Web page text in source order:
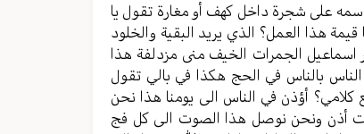
على شجرة داخل كهف أو مغارة تقول يا
هذا العمل؟ الذي يريد البقية والخلود
اسماعيل الجمرات الخيف منى مزدلفة هذا
الناس بالناس في الحج هكذا في بالي تقول
كلامي؟ أؤذن في الناس الى يومنا هذا نحن
أنت أذن ونحن نوصل هذا الصوت الى كل فج